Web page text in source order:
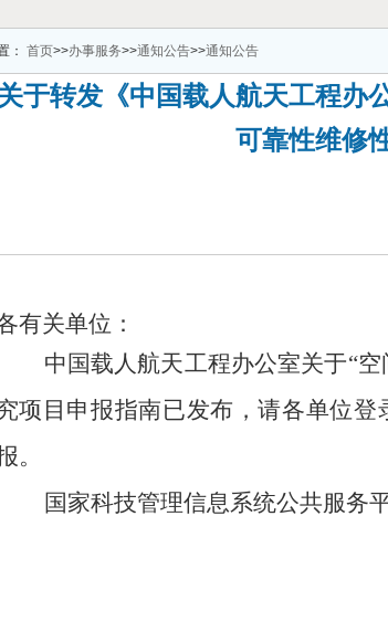
： 首页>>办事服务>>通知公告>>通知公告
关于转发《中国载人航天工程办
可靠性维修
有关单位：
中国载人航天工程办公室关于“空
项目申报指南已发布，请各单位
。
国家科技管理信息系统公共服务平